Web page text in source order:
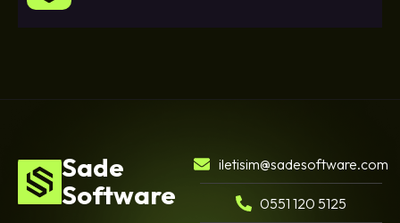
Sade
Software
iletisim@sadesoftware.com
0551 120 5125